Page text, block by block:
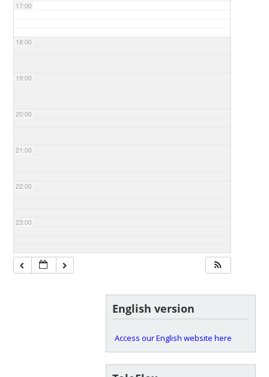
17:00
18:00
19:00
20:00
21:00
22:00
23:00
English version
Access our English website here